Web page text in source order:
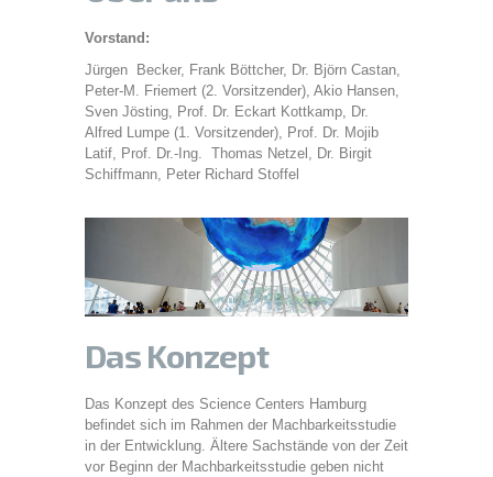
Vorstand:
Jürgen Becker, Frank Böttcher, Dr. Björn Castan,
Peter-M. Friemert (2. Vorsitzender), Akio Hansen,
Sven Jösting, Prof. Dr. Eckart Kottkamp, Dr.
Alfred Lumpe (1. Vorsitzender), Prof. Dr. Mojib
Latif, Prof. Dr.-Ing. Thomas Netzel, Dr. Birgit
Schiffmann, Peter Richard Stoffel
Das Konzept
Das Konzept des Science Centers Hamburg
befindet sich im Rahmen der Machbarkeitsstudie
in der Entwicklung. Ältere Sachstände von der Zeit
vor Beginn der Machbarkeitsstudie geben nicht